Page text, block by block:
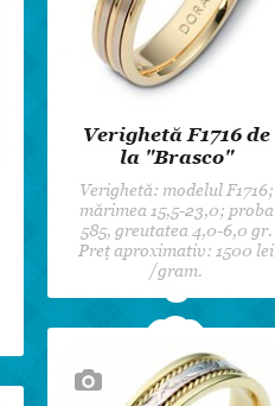
Verighetă F1716 de
la "Brasco"
Verighetă: modelul F1716;
mărimea 15,5-23,0; proba
585, greutatea 4,0-6,0 gr.
Preț aproximativ: 1500 lei
/gram.